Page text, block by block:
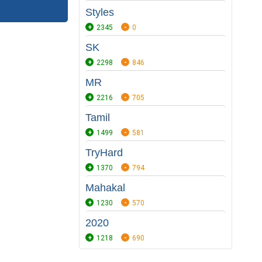
Styles
2345 0
SK
2298 846
MR
2216 705
Tamil
1499 581
TryHard
1370 794
Mahakal
1230 570
2020
1218 690